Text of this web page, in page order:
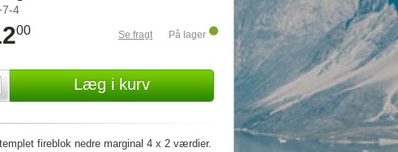
4
00 Se fragt På lager
Læg i kurv
fireblok nedre marginal 4 x 2 værdier.